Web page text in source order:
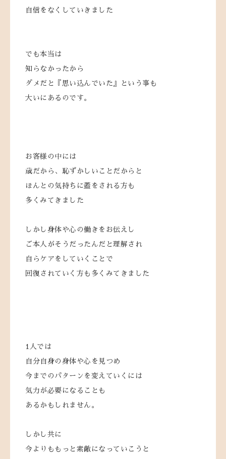
自信をなくしていきました
でも本当は
知らなかったから
ダメだと『思い込んでいた』という事も
大いにあるのです。
お客様の中には
歳だから、恥ずかしいことだからと
ほんとの気持ちに蓋をされる方も
多くみてきました
しかし身体や心の働きをお伝えし
ご本人がそうだったんだと理解され
自らケアをしていくことで
回復されていく方も多くみてきました
1人では
自分自身の身体や心を見つめ
今までのパターンを変えていくには
気力が必要になることも
あるかもしれません。
しかし共に
今よりももっと素敵になっていこうと